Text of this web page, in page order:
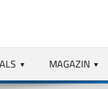
MAGAZIN